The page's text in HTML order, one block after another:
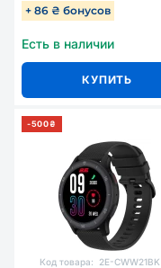
+ 86 ₴ бонусов
Есть в наличии
КУПИТЬ
-500₴
Код товара: 2E-CWW21BK